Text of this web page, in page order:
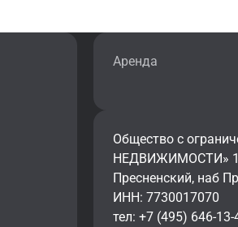
Аренда
Общество с
НЕДВИЖИМОСТИ»
Пресненский, наб
ИНН: 7730017070
тел: +7 (495) 646-13-